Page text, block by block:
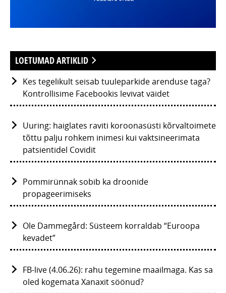
LOETUMAD ARTIKLID
Kes tegelikult seisab tuuleparkide arenduse taga?
Kontrollisime Facebookis levivat väidet
Uuring: haiglates raviti koroonasüsti kõrvaltoimete
tõttu palju rohkem inimesi kui vaktsineerimata
patsientidel Covidit
Pommirünnak sobib ka droonide
propageerimiseks
Ole Dammegård: Süsteem korraldab “Euroopa
kevadet”
FB-live (4.06.26): rahu tegemine maailmaga. Kas sa
oled kogemata Xanaxit söönud?